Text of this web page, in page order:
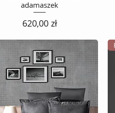
adamaszek
Cena
620,00 zł